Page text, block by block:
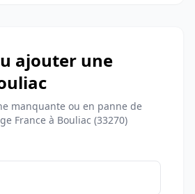
ajouter une
manquante ou en panne de
France à Bouliac (33270)